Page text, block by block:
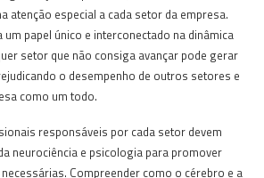
atenção especial a cada setor da empresa.
um papel único e interconectado na dinâmica
setor que não consiga avançar pode gerar
o desempenho de outros setores e
como um todo.
responsáveis por cada setor devem
neurociência e psicologia para promover
Compreender como o cérebro e a